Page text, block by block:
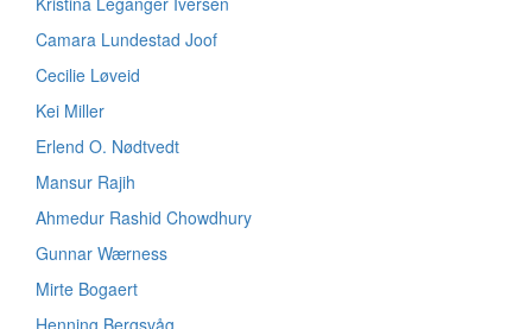
Camara Lundestad Joof
Cecilie Løveid
Kei Miller
Erlend O. Nødtvedt
Mansur Rajih
Ahmedur Rashid Chowdhury
Gunnar Wærness
Mirte Bogaert
Henning Bergsvåg